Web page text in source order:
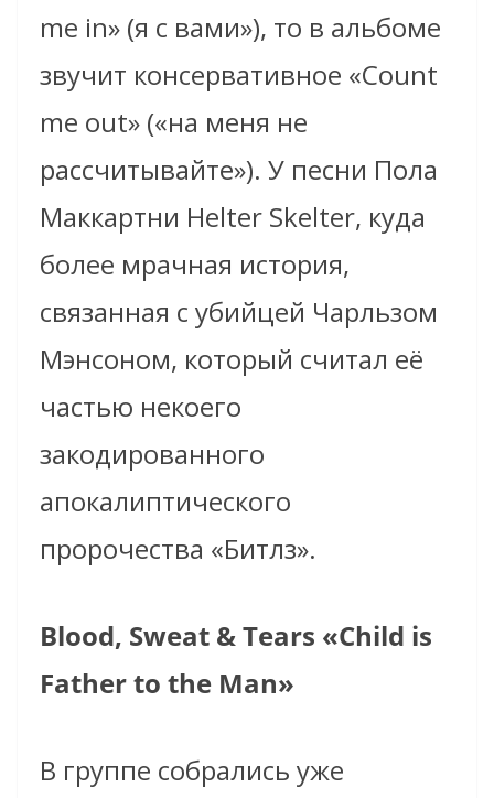
me in» (я с вами»), то в альбоме
звучит консервативное «Count
me out» («на меня не
рассчитывайте»). У песни Пола
Маккартни Helter Skelter, куда
более мрачная история,
связанная с убийцей Чарльзом
Мэнсоном, который считал её
частью некоего
закодированного
апокалиптического
пророчества «Битлз».
Blood, Sweat & Tears «Child is
Father to the Man»
В группе собрались уже